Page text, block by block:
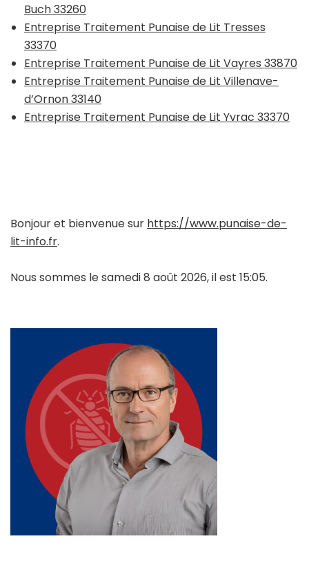
Buch 33260
Entreprise Traitement Punaise de Lit Tresses
33370
Entreprise Traitement Punaise de Lit Vayres 33870
Entreprise Traitement Punaise de Lit Villenave-
d’Ornon 33140
Entreprise Traitement Punaise de Lit Yvrac 33370
Bonjour et bienvenue sur https://www.punaise-de-
lit-info.fr.
Nous sommes le samedi 8 août 2026, il est 15:05.